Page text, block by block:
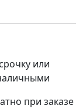
или
при заказе